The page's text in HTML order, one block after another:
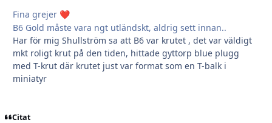
Fina grejer ❤️
B6 Gold måste vara ngt utländskt, aldrig sett innan..
Har för mig Shullström sa att B6 var krutet , det var väldigt
mkt roligt krut på den tiden, hittade gyttorp blue plugg
med T-krut där krutet just var format som en T-balk i
miniatyr
Citat